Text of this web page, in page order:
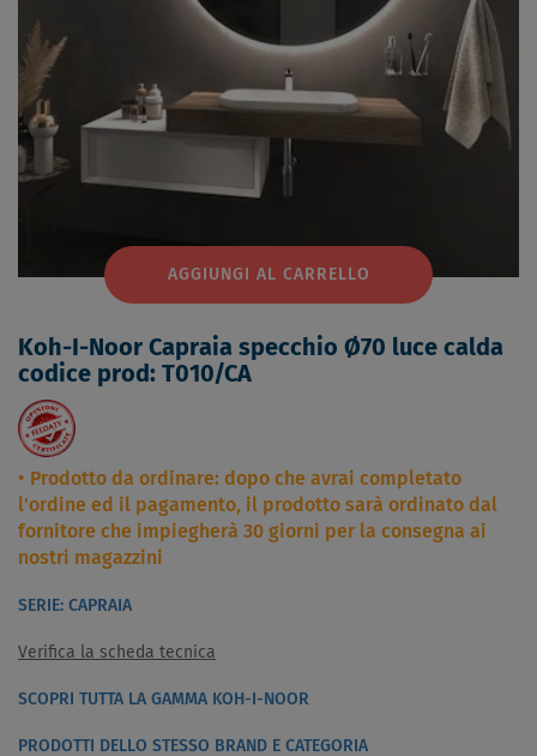
AGGIUNGI AL CARRELLO
Koh-I-Noor Capraia specchio Ø70 luce calda
codice prod: T010/CA
Prodotto da ordinare: dopo che avrai completato
l'ordine ed il pagamento, il prodotto sarà ordinato dal
fornitore che impiegherà 30 giorni per la consegna ai
nostri magazzini
SERIE: CAPRAIA
Verifica la scheda tecnica
SCOPRI TUTTA LA GAMMA KOH-I-NOOR
PRODOTTI DELLO STESSO BRAND E CATEGORIA